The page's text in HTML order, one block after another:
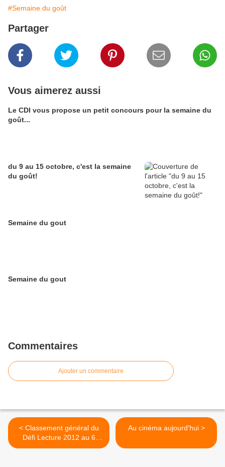
#Semaine du goût
Partager
Vous aimerez aussi
Le CDI vous propose un petit concours pour la semaine du
goût...
du 9 au 15 octobre, c'est la semaine
du goût!
Semaine du gout
Semaine du gout
Commentaires
Ajouter un commentaire
< Classement général du
Défi Lecture 2012 au 6
février
Au cinéma aujourd'hui >